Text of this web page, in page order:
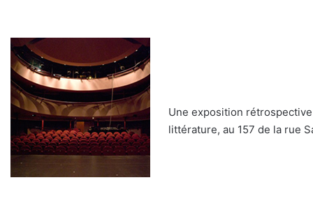
Une exposition
littérature, au 157 de la rue